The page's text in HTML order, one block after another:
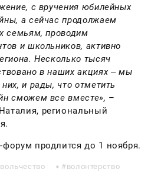
с вручения юбилейных
а сейчас продолжаем
семьям, проводим
и школьников, активно
Несколько тысяч
в наших акциях ‒ мы
и рады, что отметить
сможем все вместе», –
региональный
продлится до 1 ноября.
волонтерство